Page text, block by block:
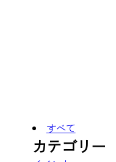
すべて
カテゴリー